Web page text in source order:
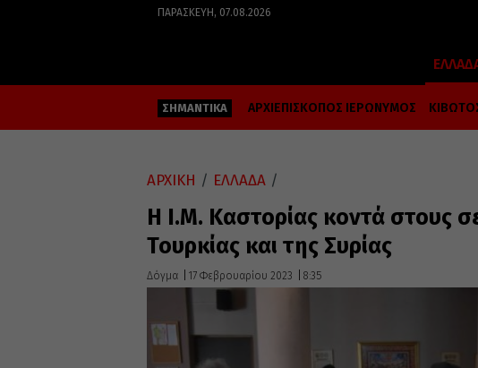
ΠΑΡΑΣΚΕΥΉ, 07.08.2026
ΣΗΜΑΝΤΙΚΑ ΑΡΧΙΕΠΙΣΚΟΠΟΣ ΙΕΡΩΝΥΜΟΣ
ΑΡΧΙΚΗ / ΕΛΛΑΔΑ /
Η Ι.Μ. Καστορίας κοντά στους
Τουρκίας και της Συρίας
Δόγμα 17 Φεβρουαρίου 2023 8:35